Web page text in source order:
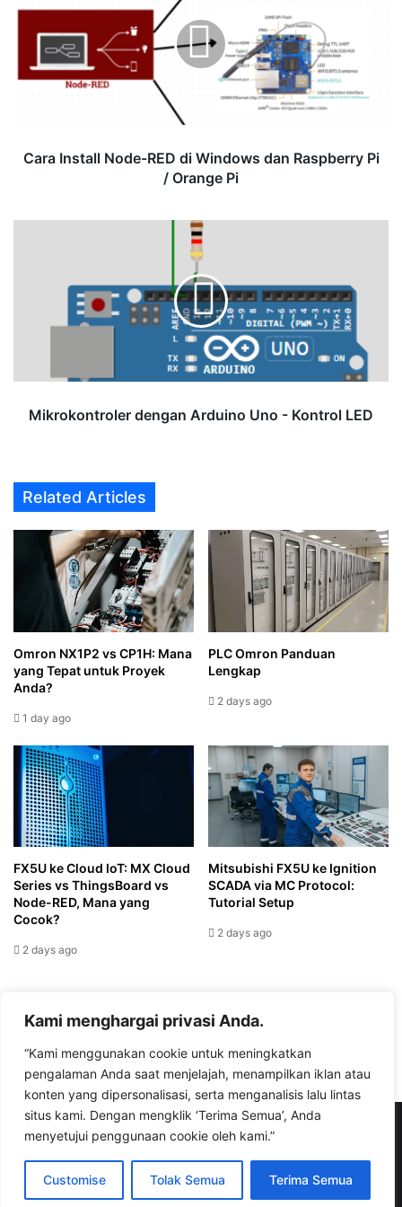
Kami menghargai privasi Anda.
“Kami menggunakan cookie untuk meningkatkan
pengalaman Anda saat menjelajah, menampilkan iklan atau
konten yang dipersonalisasi, serta menganalisis lalu lintas
situs kami. Dengan mengklik ‘Terima Semua’, Anda
menyetujui penggunaan cookie oleh kami.”
Customise Tolak Semua Terima Semua
Sensor via Serial Option Board
Node-
Windows
dan
Orange
Cara Install Node-RED di Windows dan Raspberry Pi
/ Orange Pi
Kontrol
Mikrokontroler dengan Arduino Uno - Kontrol LED
Related Articles
Omron NX1P2 vs CP1H: Mana
yang Tepat untuk Proyek
Anda?
1 day ago
PLC Omron Panduan
Lengkap
2 days ago
FX5U ke Cloud IoT: MX Cloud
Series vs ThingsBoard vs
Node-RED, Mana yang
Cocok?
2 days ago
Mitsubishi FX5U ke Ignition
SCADA via MC Protocol:
Tutorial Setup
2 days ago
Leave a Reply
logged in
© Copyright 2026, All Rights Reserved |
FacebookYouTubeInstagram
TikTokWhatsApp